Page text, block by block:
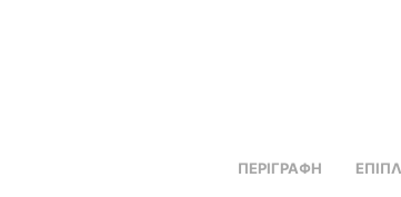
ΠΕΡΙΓΡΑΦΉ